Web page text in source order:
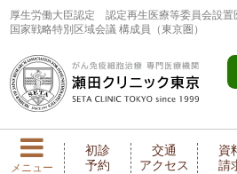
厚生労働大臣認定
認定再生医療等委員会設置
国家戦略特別区域会議 構成員（東京圏）
メニュー
初診
予約
交通
アクセス
資
請